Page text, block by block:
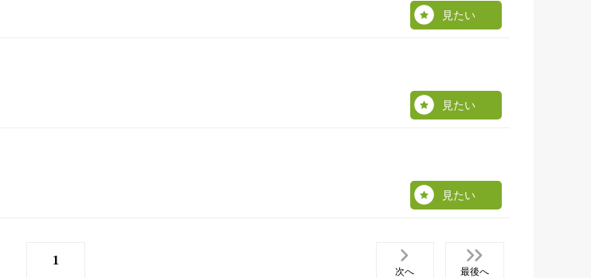
見たい
見たい
見たい
1
次へ 最後へ